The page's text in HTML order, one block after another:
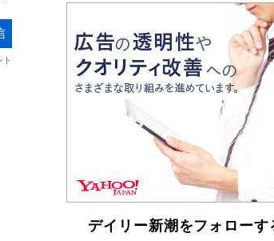
デイリー新潮をフォローす